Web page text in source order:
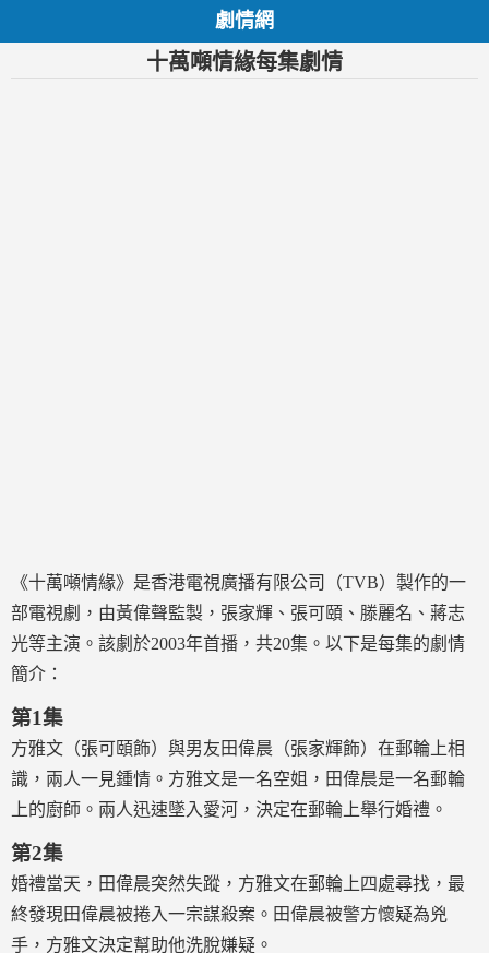
劇情網
十萬噸情緣每集劇情
《十萬噸情緣》是香港電視廣播有限公司（TVB）製作的一
部電視劇，由黃偉聲監製，張家輝、張可頤、滕麗名、蔣志
光等主演。該劇於2003年首播，共20集。以下是每集的劇情
簡介：
第1集
方雅文（張可頤飾）與男友田偉晨（張家輝飾）在郵輪上相
識，兩人一見鍾情。方雅文是一名空姐，田偉晨是一名郵輪
上的廚師。兩人迅速墜入愛河，決定在郵輪上舉行婚禮。
第2集
婚禮當天，田偉晨突然失蹤，方雅文在郵輪上四處尋找，最
終發現田偉晨被捲入一宗謀殺案。田偉晨被警方懷疑為兇
手，方雅文決定幫助他洗脫嫌疑。